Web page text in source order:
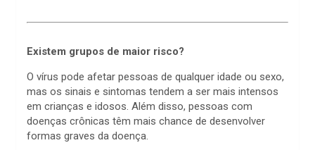
Existem grupos de maior risco?
O vírus pode afetar pessoas de qualquer idade ou sexo,
mas os sinais e sintomas tendem a ser mais intensos
em crianças e idosos. Além disso, pessoas com
doenças crônicas têm mais chance de desenvolver
formas graves da doença.